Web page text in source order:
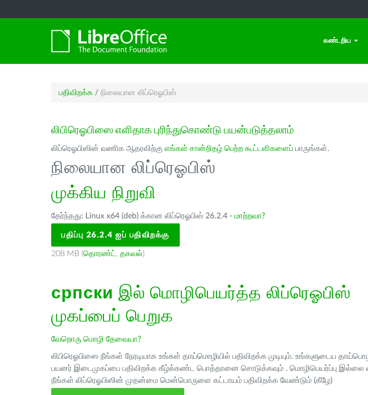
கண்டறிய
பதிவிறக்க / நிலையான லிப்ரெஓபிஸ்
லிபிரெஓபிஸை எளிதாக புரிந்துகொண்டு பயன்படுத்தலாம்
லிப்ரெஓபிஸின் வணிக ஆதரவிற்கு எங்கள் சான்றிதழ் பெற்ற கூட்டளிகளைப் பாருங்கள்.
நிலையான லிப்ரெஓபிஸ்
முக்கிய நிறுவி
தேர்ந்தது: Linux x64 (deb) க்கான லிப்ரெஓபிஸ் 26.2.4 - மாற்றவா?
பதிப்பு 26.2.4 ஐப் பதிவிறக்கு
208 MB (தொரண்ட் , தகவல்)
српски இல் மொழிபெயர்த்த லிப்ரெஓபிஸ்
முகப்பைப் பெறுக
வேறொரு மொழி தேவையா?
லிபிரெஓபிஸை நீங்கள் நேரடியாக உங்கள் தாய்மொழியில் பதிவிறக்க முடியும். உங்களுடைய
பயனர் இடைமுகப்பை பதிவிறக்க கீழ்க்கண்ட பொத்தானை சொடுக்கவும் . மொழிபெயர்ப்பு இல்லை
நீங்கள் லிப்ரெஓபிஸின் முதன்மை மென்பொருளை கட்டாயம் பதிவிறக்க வேண்டும் (கீழே)